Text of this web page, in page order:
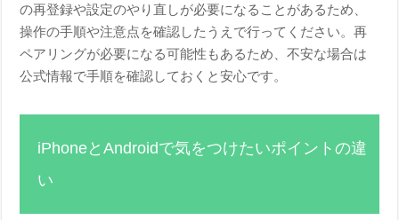
の再登録や設定のやり直しが必要になることがあるため、
操作の手順や注意点を確認したうえで行ってください。再
ペアリングが必要になる可能性もあるため、不安な場合は
公式情報で手順を確認しておくと安心です。
iPhoneとAndroidで気をつけたいポイントの違
い